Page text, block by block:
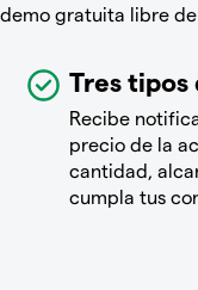
gratuita libre
Tres tipos
Recibe
precio de la
cantidad,
cumpla tus